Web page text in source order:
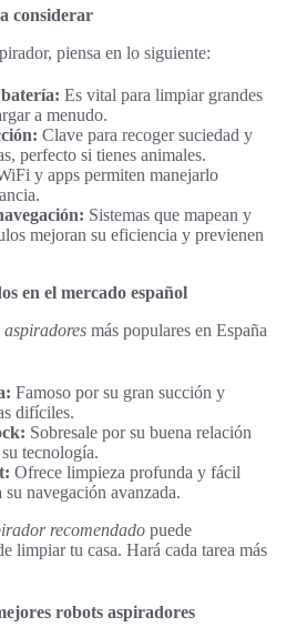
considerar
piensa en lo siguiente:
Es vital para limpiar grandes
a menudo.
Clave para recoger suciedad y
perfecto si tienes animales.
y apps permiten manejarlo
Sistemas que mapean y
mejoran su eficiencia y previenen
en el mercado español
aspiradores más populares en España
Famoso por su gran succión y
difíciles.
Sobresale por su buena relación
tecnología.
Ofrece limpieza profunda y fácil
su navegación avanzada.
recomendado puede
limpiar tu casa. Hará cada tarea más
robots aspiradores